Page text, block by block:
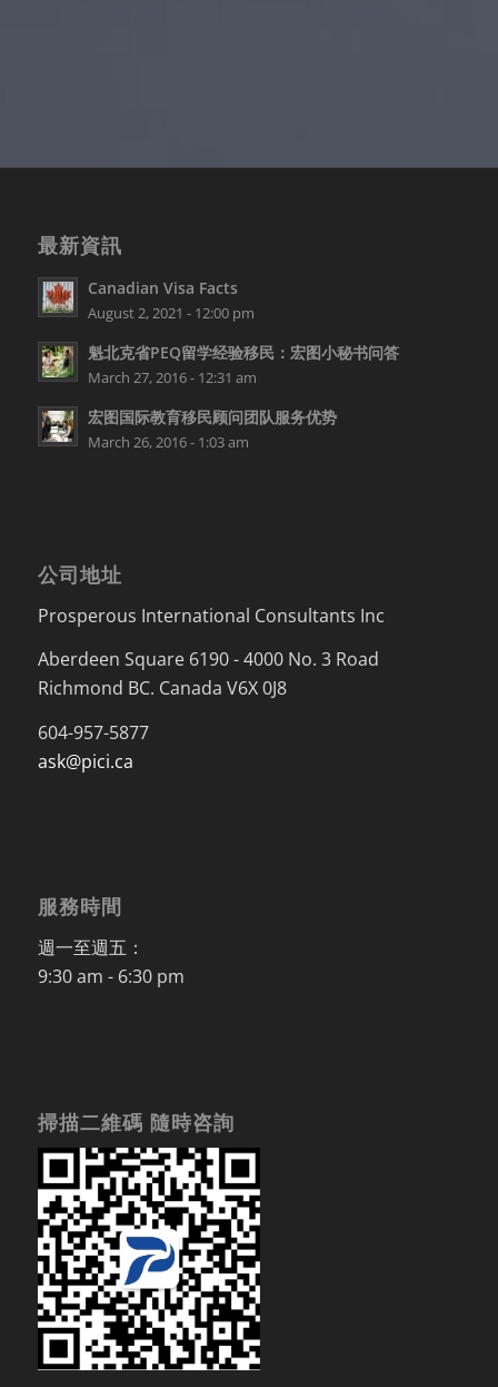
最新資訊
Canadian Visa Facts
August 2, 2021 - 12:00 pm
魁北克省PEQ留学经验移民：宏图小秘书问答
March 27, 2016 - 12:31 am
宏图国际教育移民顾问团队服务优势
March 26, 2016 - 1:03 am
公司地址
Prosperous International Consultants Inc
Aberdeen Square 6190 - 4000 No. 3 Road
Richmond BC. Canada V6X 0J8
604-957-5877
ask@pici.ca
服務時間
週一至週五：
9:30 am - 6:30 pm
掃描二維碼 隨時咨詢